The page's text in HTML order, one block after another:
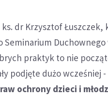
ks. dr Krzysztof
Seminarium
praktyk to nie
podjęte dużo wcześniej
ochrony dzieci i